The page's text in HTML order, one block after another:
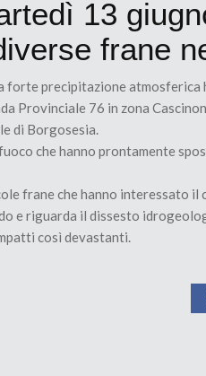
13
frane
precipitazione atmosferica
Provinciale 76 in zona
di Borgosesia.
che hanno prontamente
frane che hanno interessato
e riguarda il dissesto
così devastanti.